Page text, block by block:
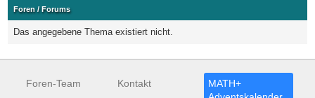
Foren / Forums
Das angegebene Thema existiert nicht.
Foren-Team Kontakt
MATH+